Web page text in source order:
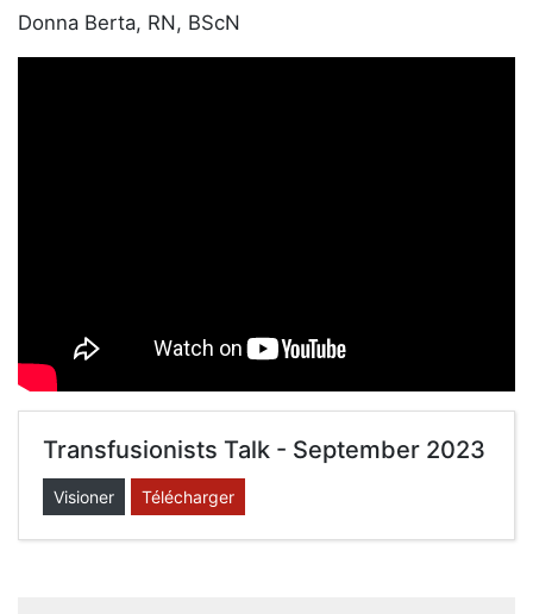
Donna Berta, RN, BScN
Transfusionists Talk - September 2023
Visioner Télécharger